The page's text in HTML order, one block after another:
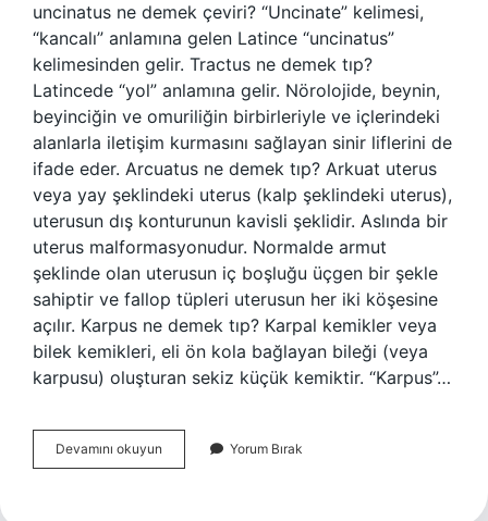
uncinatus ne demek çeviri? “Uncinate” kelimesi,
“kancalı” anlamına gelen Latince “uncinatus”
kelimesinden gelir. Tractus ne demek tıp?
Latincede “yol” anlamına gelir. Nörolojide, beynin,
beyinciğin ve omuriliğin birbirleriyle ve içlerindeki
alanlarla iletişim kurmasını sağlayan sinir liflerini de
ifade eder. Arcuatus ne demek tıp? Arkuat uterus
veya yay şeklindeki uterus (kalp şeklindeki uterus),
uterusun dış konturunun kavisli şeklidir. Aslında bir
uterus malformasyonudur. Normalde armut
şeklinde olan uterusun iç boşluğu üçgen bir şekle
sahiptir ve fallop tüpleri uterusun her iki köşesine
açılır. Karpus ne demek tıp? Karpal kemikler veya
bilek kemikleri, eli ön kola bağlayan bileği (veya
karpusu) oluşturan sekiz küçük kemiktir. “Karpus”…
Devamını okuyun Uncinatus
Ne
Yorum Bırak